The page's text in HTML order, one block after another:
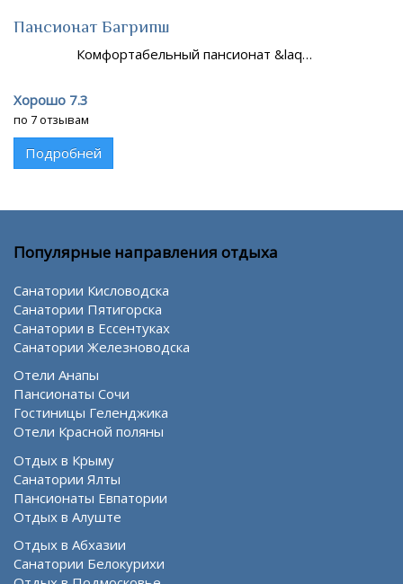
Пансионат Багрипш
Комфортабельный пансионат &laq…
Хорошо 7.3
по 7 отзывам
Подробней
Популярные направления отдыха
Санатории Кисловодска
Санатории Пятигорска
Санатории в Ессентуках
Санатории Железноводска
Отели Анапы
Пансионаты Сочи
Гостиницы Геленджика
Отели Красной поляны
Отдых в Крыму
Санатории Ялты
Пансионаты Евпатории
Отдых в Алуште
Отдых в Абхазии
Санатории Белокурихи